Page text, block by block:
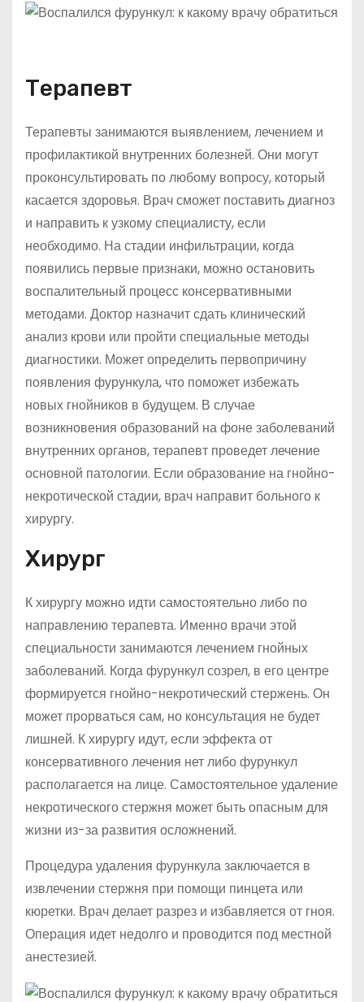
Терапевт
Терапевты занимаются выявлением, лечением и
профилактикой внутренних болезней. Они могут
проконсультировать по любому вопросу, который
касается здоровья. Врач сможет поставить диагноз
и направить к узкому специалисту, если
необходимо. На стадии инфильтрации, когда
появились первые признаки, можно остановить
воспалительный процесс консервативными
методами. Доктор назначит сдать клинический
анализ крови или пройти специальные методы
диагностики. Может определить первопричину
появления фурункула, что поможет избежать
новых гнойников в будущем. В случае
возникновения образований на фоне заболеваний
внутренних органов, терапевт проведет лечение
основной патологии. Если образование на гнойно-
некротической стадии, врач направит больного к
хирургу.
Хирург
К хирургу можно идти самостоятельно либо по
направлению терапевта. Именно врачи этой
специальности занимаются лечением гнойных
заболеваний. Когда фурункул созрел, в его центре
формируется гнойно-некротический стержень. Он
может прорваться сам, но консультация не будет
лишней. К хирургу идут, если эффекта от
консервативного лечения нет либо фурункул
располагается на лице. Самостоятельное удаление
некротического стержня может быть опасным для
жизни из-за развития осложнений.
Процедура удаления фурункула заключается в
извлечении стержня при помощи пинцета или
кюретки. Врач делает разрез и избавляется от гноя.
Операция идет недолго и проводится под местной
анестезией.